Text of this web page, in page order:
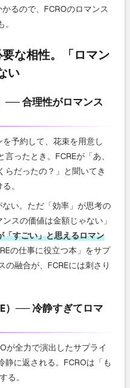
るので、FCROのロマンス
な相性。「ロマン
い
── 合理性がロマンス
予約して、花束を用意し
ったとき。FCREが「あ、
らだったの？」と聞いてき
。
ない。ただ「効率」が思考の
スの価値は金額じゃない」
「すごい」と思えるロマン
の仕事に役立つ本」をサプ
の融合が、FCREには刺さり
）── 冷静すぎてロマ
が全力で演出したサプライ
静に返される。FCROは「も
る。